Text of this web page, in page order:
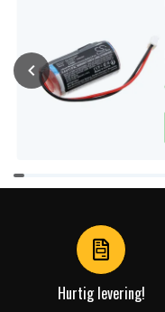
Item
1
Hurtig levering!